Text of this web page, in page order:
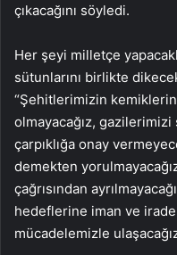
çıkacağını söyledi.
Her şeyi milletçe
sütunlarını birlikte
“Şehitlerimizin
olmayacağız,
çarpıklığa onay
demekten
çağrısından
hedeflerine iman ve
mücadelemizle